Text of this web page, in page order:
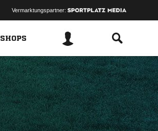
Vermarktungspartner:
SHOPS